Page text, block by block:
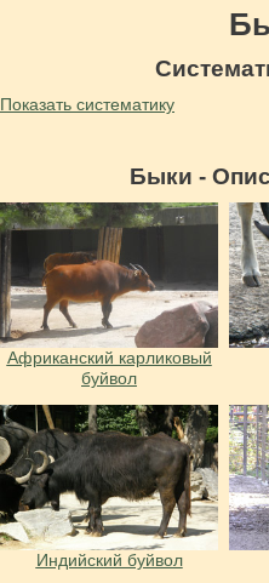
Показать систематику
Быки -
Африканский карликовый
буйвол
Индийский буйвол